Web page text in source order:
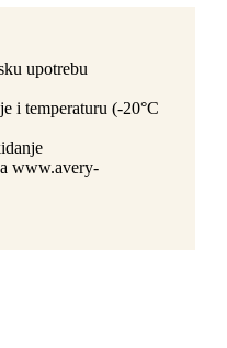
upotrebu
i temperaturu (-20°C
www.avery-